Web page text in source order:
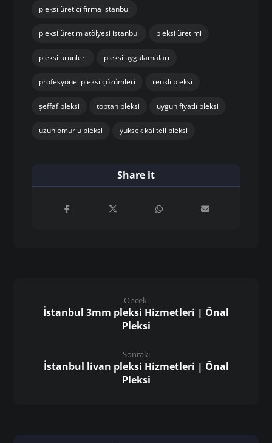
pleksi üretici firma istanbul
pleksi üretim atölyesi istanbul pleksi üretimi
pleksi ürünleri pleksi uygulamaları
profesyonel pleksi çözümleri renkli pleksi
şeffaf pleksi toptan pleksi uygun fiyatlı pleksi
uzun ömürlü pleksi yüksek kaliteli pleksi
Önceki
İstanbul 3mm pleksi Hizmetleri | Önal
Pleksi
Sonraki
İstanbul livan pleksi Hizmetleri | Önal
Pleksi